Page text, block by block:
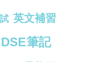
英文補習
DSE筆記